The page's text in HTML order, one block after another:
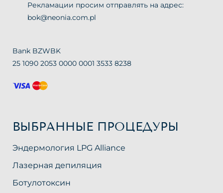
Рекламации просим отправлять на адрес:
bok@neonia.com.pl
Bank BZWBK
25 1090 2053 0000 0001 3533 8238
ВЫБРАННЫЕ ПРОЦЕДУРЫ
Эндермология LPG Alliance
Лазерная депиляция
Ботулотоксин